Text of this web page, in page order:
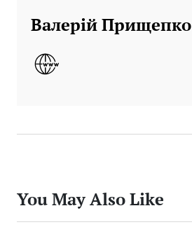
Валерій Прищепко
You May Also Like